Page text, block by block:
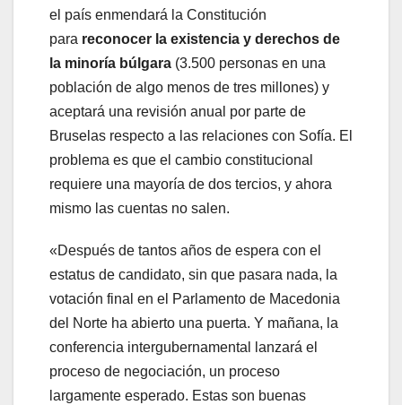
el país enmendará la Constitución
para reconocer la existencia y derechos de
la minoría búlgara (3.500 personas en una
población de algo menos de tres millones) y
aceptará una revisión anual por parte de
Bruselas respecto a las relaciones con Sofía. El
problema es que el cambio constitucional
requiere una mayoría de dos tercios, y ahora
mismo las cuentas no salen.
«Después de tantos años de espera con el
estatus de candidato, sin que pasara nada, la
votación final en el Parlamento de Macedonia
del Norte ha abierto una puerta. Y mañana, la
conferencia intergubernamental lanzará el
proceso de negociación, un proceso
largamente esperado. Estas son buenas